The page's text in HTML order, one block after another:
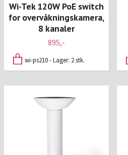
Wi-Tek 120W PoE switch
for overvåkningskamera,
8 kanaler
895,-
wi-ps210 - Lager: 2 stk.